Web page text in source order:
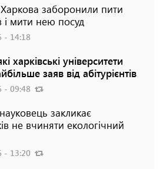
Харкова заборонили пити
і мити нею посуд
- 14:18
харківські університети
заяв від абітурієнтів
- 09:48
закликає
не вчиняти екологічний
- 13:20